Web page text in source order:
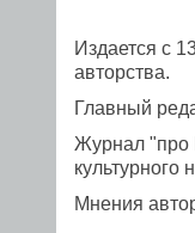
Издается с
авторства.
Главный
Журнал "про
Мнения